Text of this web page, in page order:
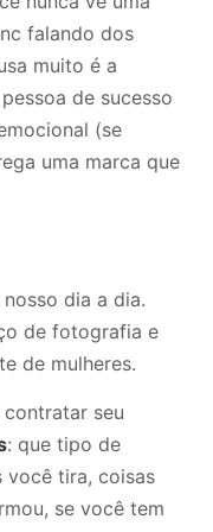
falando dos
muito é a
de sucesso
(se
uma marca que
dia a dia.
de fotografia e
de mulheres.
seu
: que tipo de
você tira, coisas
se você tem